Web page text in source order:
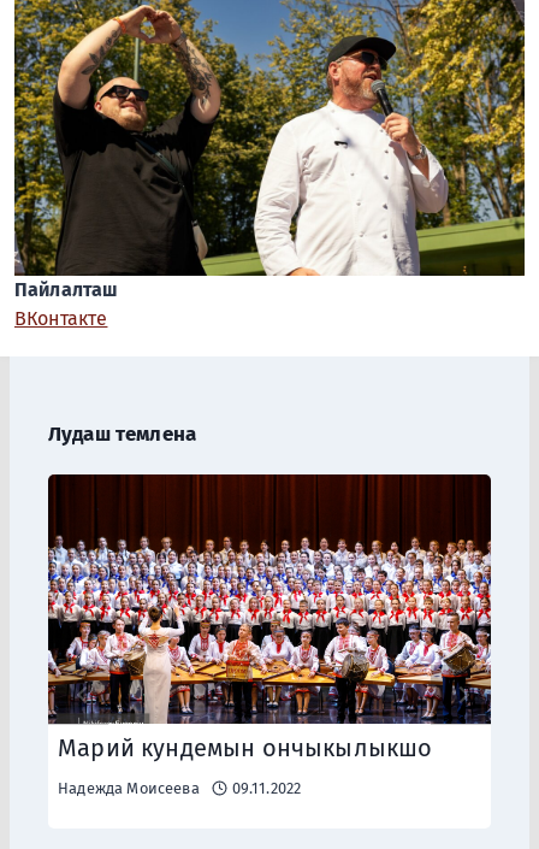
Пайлалташ
ВКонтакте
Лудаш темлена
Марий кундемын ончыкылыкшо
Надежда Моисеева 09.11.2022